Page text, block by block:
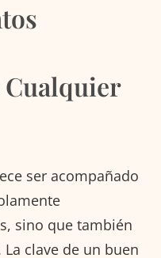
ser acompañado
sino que también
clave de un buen